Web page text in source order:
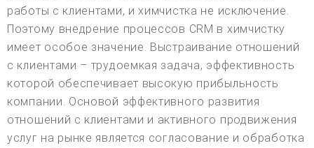
работы с клиентами, и химчистка не исключение.
Поэтому внедрение процессов CRM в химчистку
имеет особое значение. Выстраивание отношений
с клиентами – трудоемкая задача, эффективность
которой обеспечивает высокую прибыльность
компании. Основой эффективного развития
отношений с клиентами и активного продвижения
услуг на рынке является согласование и обработка